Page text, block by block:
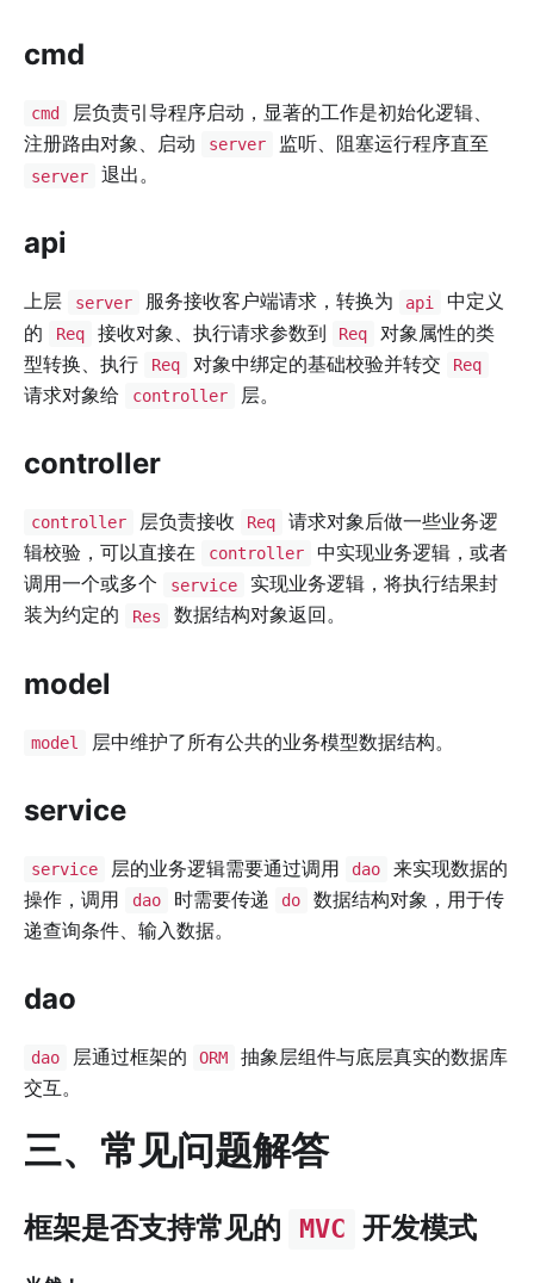
cmd
cmd
层负责引导程序启动，显著的工作是初始化逻辑、
注册路由对象、启动
server 监听、阻塞运行程序直至
server 退出。
api
上层 server 服务接收客户端请求，转换为 api
中定义
的
Req 接收对象、执行请求参数到 Req
对象属性的类
型转换、执行
Req 对象中绑定的基础校验并转交 Req
请求对象给 controller 层。
controller
controller 层负责接收 Req
请求对象后做一些业务逻
辑校验，可以直接在
controller
中实现业务逻辑，或者
调用一个或多个
service
实现业务逻辑，将执行结果封
装为约定的
Res 数据结构对象返回。
model
model 层中维护了所有公共的业务模型数据结构。
service
service 层的业务逻辑需要通过调用 dao
来实现数据的
操作，调用
dao 时需要传递 do
数据结构对象，用于传
递查询条件、输入数据。
dao
dao 层通过框架的 ORM
抽象层组件与底层真实的数据库
交互。
三、常见问题解答
框架是否支持常见的 MVC 开发模式